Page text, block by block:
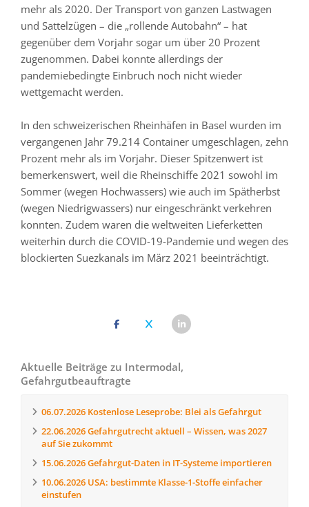
mehr als 2020. Der Transport von ganzen Lastwagen
und Sattelzügen – die „rollende Autobahn“ – hat
gegenüber dem Vorjahr sogar um über 20 Prozent
zugenommen. Dabei konnte allerdings der
pandemiebedingte Einbruch noch nicht wieder
wettgemacht werden.
In den schweizerischen Rheinhäfen in Basel wurden im
vergangenen Jahr 79.214 Container umgeschlagen, zehn
Prozent mehr als im Vorjahr. Dieser Spitzenwert ist
bemerkenswert, weil die Rheinschiffe 2021 sowohl im
Sommer (wegen Hochwassers) wie auch im Spätherbst
(wegen Niedrigwassers) nur eingeschränkt verkehren
konnten. Zudem waren die weltweiten Lieferketten
weiterhin durch die COVID-19-Pandemie und wegen des
blockierten Suezkanals im März 2021 beeinträchtigt.
Aktuelle Beiträge zu Intermodal,
Gefahrgutbeauftragte
06.07.2026 Kostenlose Leseprobe: Blei als Gefahrgut
22.06.2026Gefahrgutrecht aktuell – Wissen, was 2027
auf Sie zukommt
15.06.2026Gefahrgut-Daten in IT-Systeme importieren
10.06.2026 USA: bestimmte Klasse-1-Stoffe einfacher
einstufen